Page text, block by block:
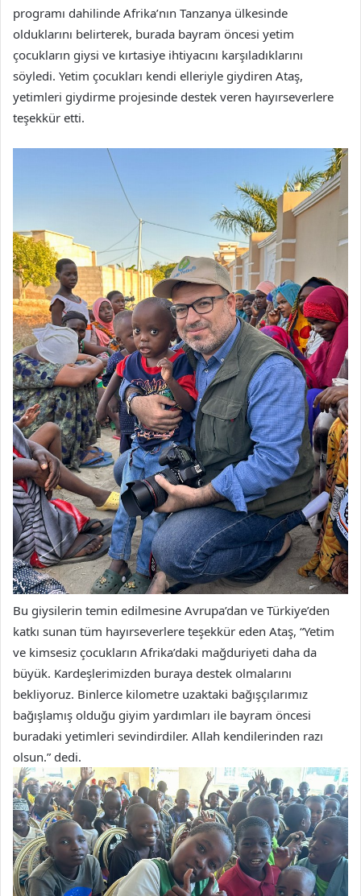
programı dahilinde Afrika’nın Tanzanya ülkesinde
olduklarını belirterek, burada bayram öncesi yetim
çocukların giysi ve kırtasiye ihtiyacını karşıladıklarını
söyledi. Yetim çocukları kendi elleriyle giydiren Ataş,
yetimleri giydirme projesinde destek veren hayırseverlere
teşekkür etti.
Bu giysilerin temin edilmesine Avrupa’dan ve Türkiye’den
katkı sunan tüm hayırseverlere teşekkür eden Ataş, “Yetim
ve kimsesiz çocukların Afrika’daki mağduriyeti daha da
büyük. Kardeşlerimizden buraya destek olmalarını
bekliyoruz. Binlerce kilometre uzaktaki bağışçılarımız
bağışlamış olduğu giyim yardımları ile bayram öncesi
buradaki yetimleri sevindirdiler. Allah kendilerinden razı
olsun.” dedi.